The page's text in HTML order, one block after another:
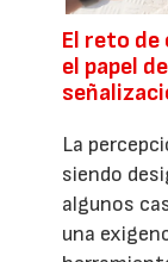
El reto
el papel
La
siendo
algunos
una